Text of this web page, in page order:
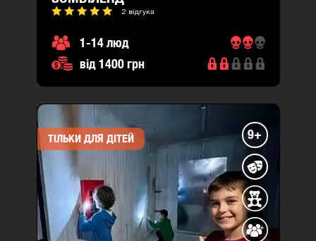
2 відгука
1-14 люд
від 1400 грн
ТІЛЬКИ ДЛЯ ДІТЕЙ 9+